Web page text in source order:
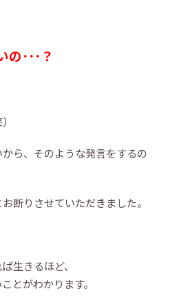
の･･･？
から、そのような発言をするの
断りさせていただきました。
生きるほど、
とがわかります。